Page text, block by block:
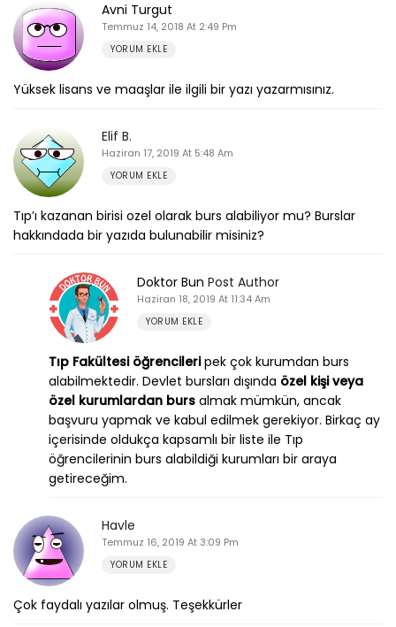
Avni Turgut
Temmuz 14, 2018 At 2:49 Pm
YORUM EKLE
Yüksek lisans ve maaşlar ile ilgili bir yazı yazarmısınız.
Elif B.
Haziran 17, 2019 At 5:48 Am
YORUM EKLE
Tıp’ı kazanan birisi ozel olarak burs alabiliyor mu? Burslar
hakkındada bir yazıda bulunabilir misiniz?
Doktor Bun Post Author
Haziran 18, 2019 At 11:34 Am
YORUM EKLE
Tıp Fakültesi öğrencileripek çok kurumdan burs
alabilmektedir. Devlet bursları dışında özel kişi veya
özel kurumlardan burs almak mümkün, ancak
başvuru yapmak ve kabul edilmek gerekiyor. Birkaç ay
içerisinde oldukça kapsamlı bir liste ile Tıp
öğrencilerinin burs alabildiği kurumları bir araya
getireceğim.
Havle
Temmuz 16, 2019 At 3:09 Pm
YORUM EKLE
Çok faydalı yazılar olmuş. Teşekkürler